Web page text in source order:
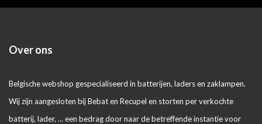
Over ons
Belgische webshop gespecialiseerd in batterijen, laders en zaklampen.
Wij zijn aangesloten bij Bebat en Recupel en storten per verkochte
batterij, lader, ... een bedrag door naar de betreffende instantie voor